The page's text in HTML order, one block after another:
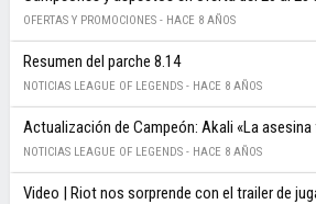
OFERTAS Y PROMOCIONES - HACE 8 AÑOS
Resumen del parche 8.14
NOTICIAS LEAGUE OF LEGENDS - HACE 8 AÑOS
Actualización de Campeón: Akali «La asesina
NOTICIAS LEAGUE OF LEGENDS - HACE 8 AÑOS
Video | Riot nos sorprende con el trailer de